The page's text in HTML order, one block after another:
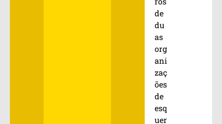
de
du
as
org
ani
zaç
ões
de
esq
uer